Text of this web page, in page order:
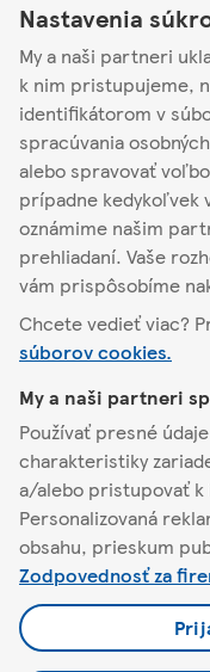
Nastavenia
My a naši partneri
k nim pristupujeme,
identifikátorom v
spracúvania
alebo spravovať
prípadne kedykoľvek
oznámime našim
prehliadaní. Vaše
vám prispôsobíme
Chcete vedieť viac?
súborov cookies.
My a naši partneri
Používať presné
charakteristiky
a/alebo pristupovať k
Personalizovaná
obsahu, prieskum
Zodpovednosť za
Štúrova 3216
962 12
Otvorené-
obchode
Detva
O Tescu
Pomoc a kontakt
Naša ponuka
Pravidlá a nastavenia